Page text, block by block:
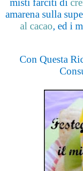
misti farciti di
amarena sulla
al cacao, ed i
Con Questa